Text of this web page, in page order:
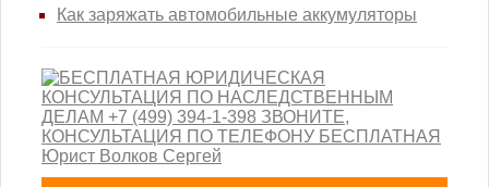
Как заряжать автомобильные аккумуляторы